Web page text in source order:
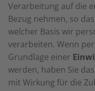
Verarbeitung auf die
Bezug nehmen, so
welcher Basis wir
verarbeiten. Wenn
Grundlage einer
werden, haben Sie
mit Wirkung für die